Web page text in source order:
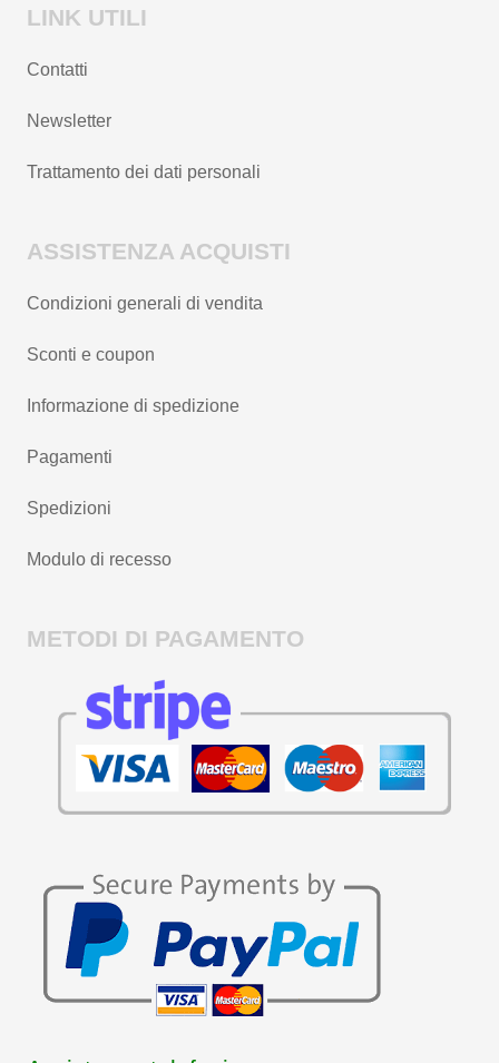
LINK UTILI
Contatti
Newsletter
Trattamento dei dati personali
ASSISTENZA ACQUISTI
Condizioni generali di vendita
Sconti e coupon
Informazione di spedizione
Pagamenti
Spedizioni
Modulo di recesso
METODI DI PAGAMENTO